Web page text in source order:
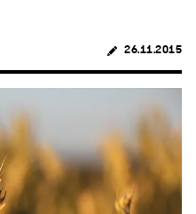
26.11.2015